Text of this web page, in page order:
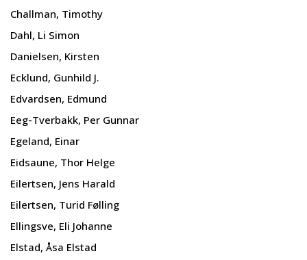
Challman, Timothy
Dahl, Li Simon
Danielsen, Kirsten
Ecklund, Gunhild J.
Edvardsen, Edmund
Eeg-Tverbakk, Per Gunnar
Egeland, Einar
Eidsaune, Thor Helge
Eilertsen, Jens Harald
Eilertsen, Turid Følling
Ellingsve, Eli Johanne
Elstad, Åsa Elstad